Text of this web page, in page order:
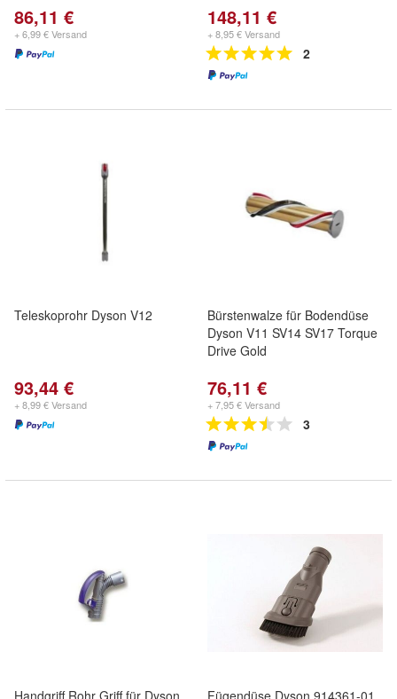
86,11 €
+ 6,99 € Versand
148,11 €
+ 8,95 € Versand
2
Teleskoprohr Dyson V12
93,44 €
+ 8,99 € Versand
Bürstenwalze für Bodendüse
Dyson V11 SV14 SV17 Torque
Drive Gold
76,11 €
+ 7,95 € Versand
3
Handgriff Rohr Griff für Dyson Fügendüse Dyson 914361-01